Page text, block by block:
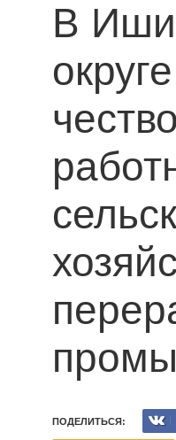
В
округе
ПОДЕЛИТЬСЯ: